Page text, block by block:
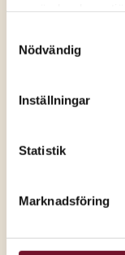
Nödvändig
Inställningar
Statistik
Marknadsföring
endast gäller på
seniortisdagar.
priser och kan
andra